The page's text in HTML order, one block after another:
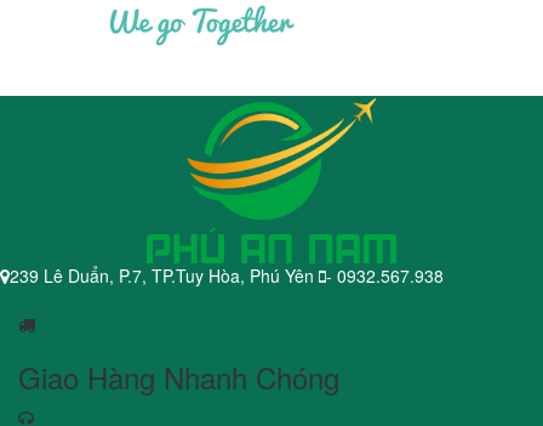
239 Lê Duẩn, P.7, TP.Tuy Hòa, Phú Yên - 0932.567.938
Giao Hàng Nhanh Chóng